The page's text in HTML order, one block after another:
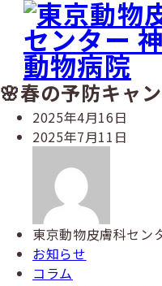
ン
テ
🌸春の予防キャ
投
稿
2025年4月16日
更
2025年7月11日
東京動物皮膚科セン
カ
テ
お知らせ
カ
コラム